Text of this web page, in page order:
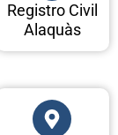
Registro Civil
Alaquàs